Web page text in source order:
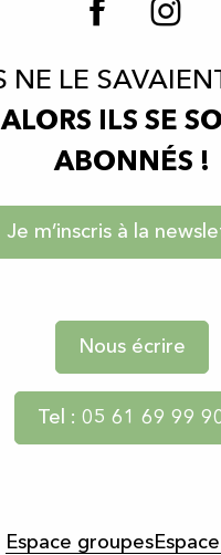
NE LE
ALORS ILS SE
ABONNÉS !
Je m’inscris à la
Nous écrire
Tel : 05 61 69 99
Espace groupes